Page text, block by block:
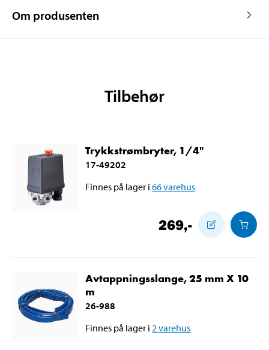
Om produsenten
Tilbehør
Trykkstrømbryter, 1/4"
17-49202
Finnes på lager i 66varehus
269,-
Avtappningsslange, 25 mm X 10
m
26-988
Finnes på lager i 2varehus